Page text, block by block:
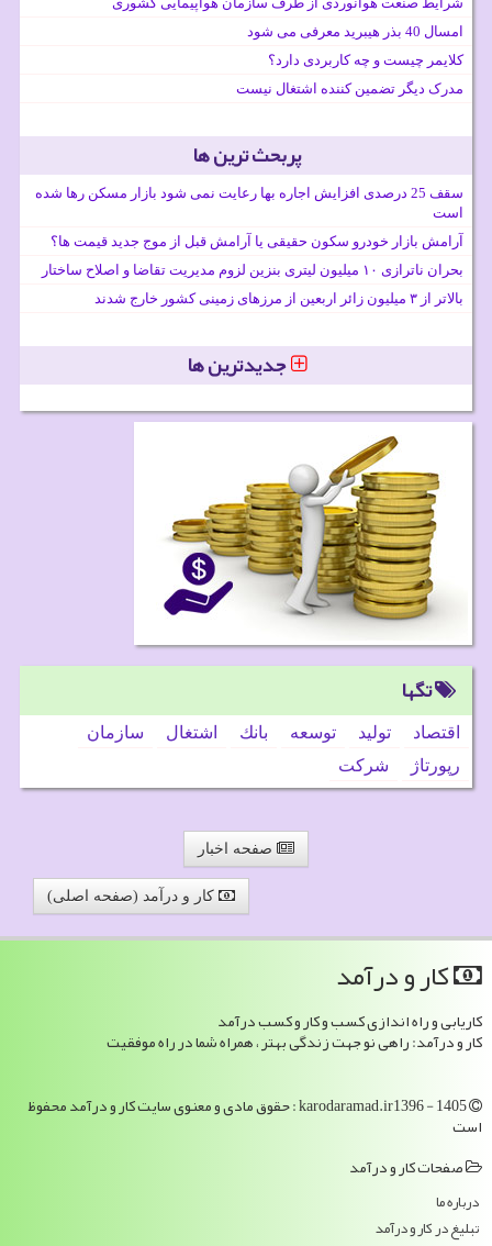
امسال 40 بذر هیبرید معرفی می شود
کلایمر چیست و چه کاربردی دارد؟
مدرک دیگر تضمین کننده اشتغال نیست
پربحث ترین ها
سقف 25 درصدی افزایش اجاره بها رعایت نمی شود بازار مسکن رها شده
است
آرامش بازار خودرو سکون حقیقی یا آرامش قبل از موج جدید قیمت ها؟
بحران ناترازی ۱۰ میلیون لیتری بنزین لزوم مدیریت تقاضا و اصلاح ساختار
بالاتر از ۳ میلیون زائر اربعین از مرزهای زمینی کشور خارج شدند
جدیدترین ها
تگها
اقتصاد تولید توسعه بانك اشتغال
سازمان
رپورتاژ
شركت
صفحه اخبار
کار و درآمد (صفحه اصلی)
كار و درآمد
کاریابی و راه اندازی کسب و کار و کسب درآمد
کار و درآمد: راهی نو جهت زندگی بهتر ، همراه شما در راه موفقیت
karodaramad.ir1396 - 1405 : حقوق مادی و معنوی سایت كار و درآمد محفوظ
است
صفحات كار و درآمد
درباره ما
تبلیغ در كار و درآمد